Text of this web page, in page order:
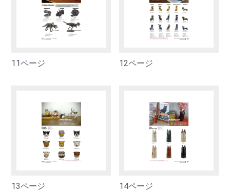
11ページ 12ページ
13ページ 14ページ